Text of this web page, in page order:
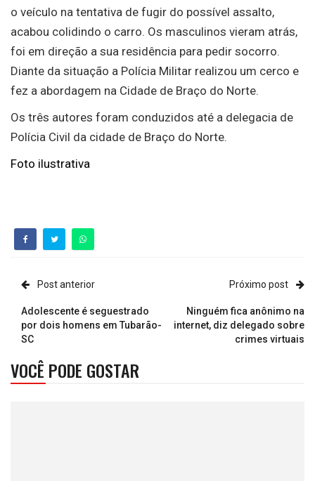
o veículo na tentativa de fugir do possível assalto,
acabou colidindo o carro. Os masculinos vieram atrás,
foi em direção a sua residência para pedir socorro.
Diante da situação a Polícia Militar realizou um cerco e
fez a abordagem na Cidade de Braço do Norte.
Os três autores foram conduzidos até a delegacia de
Polícia Civil da cidade de Braço do Norte.
Foto ilustrativa
Post anterior
Adolescente é seguestrado
por dois homens em Tubarão-
SC
Próximo post
Ninguém fica anônimo na
internet, diz delegado sobre
crimes virtuais
VOCÊ PODE GOSTAR